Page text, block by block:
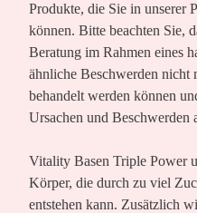
Produkte, die Sie in unserer
können. Bitte beachten Sie,
Beratung im Rahmen eines
ähnliche Beschwerden
behandelt werden können
Ursachen und Beschwerden
Vitality Basen Triple Power
Körper, die durch zu viel
entstehen kann. Zusätzlich